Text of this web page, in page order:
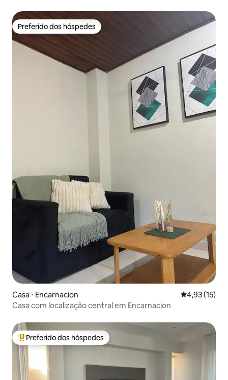
Preferido dos hóspedes
Preferido dos hóspedes
Casa ⋅ Encarnacion 4,93 de uma
4,93 (15)
Casa com localização central em Encarnacion
Entre os melhores preferidos dos hóspedes
Preferido dos hóspedes